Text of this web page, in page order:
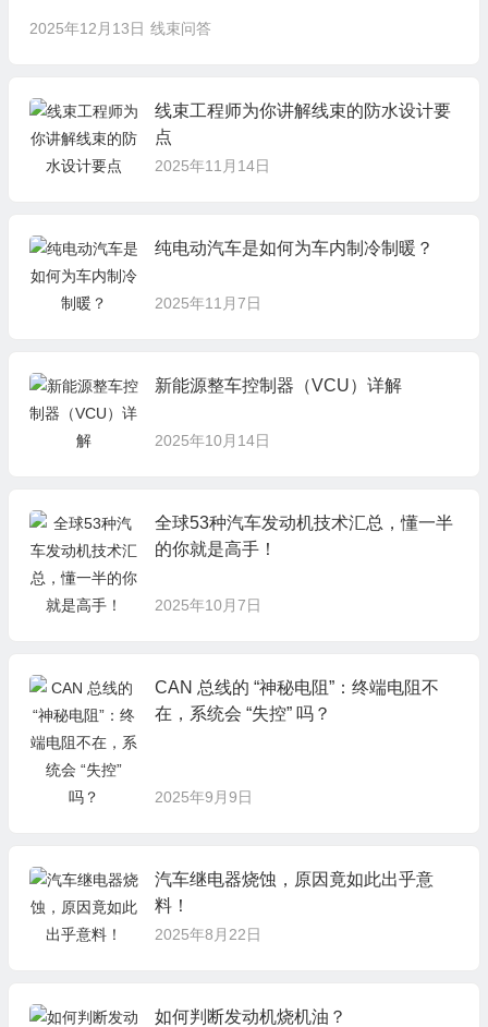
2025年12月13日 线束问答
线束工程师为你讲解线束的防水设计要
点
2025年11月14日
纯电动汽车是如何为车内制冷制暖？
2025年11月7日
新能源整车控制器（VCU）详解
2025年10月14日
全球53种汽车发动机技术汇总，懂一半
的你就是高手！
2025年10月7日
CAN 总线的 “神秘电阻”：终端电阻不
在，系统会 “失控” 吗？
2025年9月9日
汽车继电器烧蚀，原因竟如此出乎意
料！
2025年8月22日
如何判断发动机烧机油？